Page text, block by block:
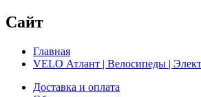
Сайт
Главная
VELO Атлант | Велосипеды |
Доставка и оплата